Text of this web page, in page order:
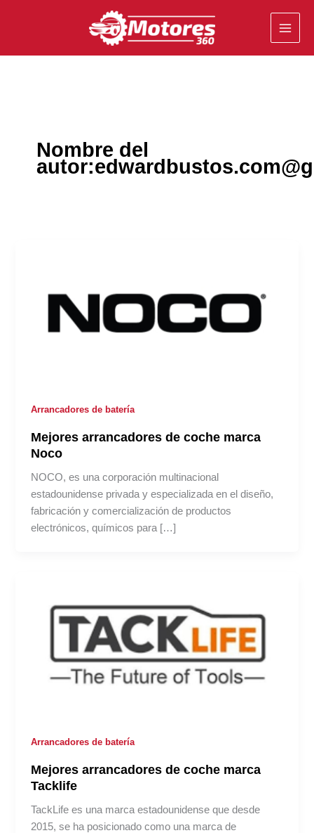
Nombre del
Arrancadores de batería
Mejores arrancadores de coche marca
Noco
NOCO, es una corporación multinacional
estadounidense privada y especializada en el diseño,
fabricación y comercialización de productos
electrónicos, químicos para […]
Arrancadores de batería
Mejores arrancadores de coche marca
Tacklife
TackLife es una marca estadounidense que desde
2015, se ha posicionado como una marca de